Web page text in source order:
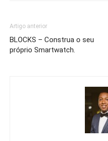
Artigo anterior
BLOCKS – Construa o seu
próprio Smartwatch.